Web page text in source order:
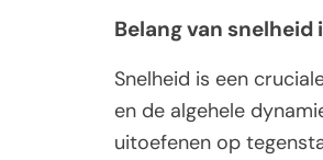
Belang van
Snelheid is een
en de algehele
uitoefenen op